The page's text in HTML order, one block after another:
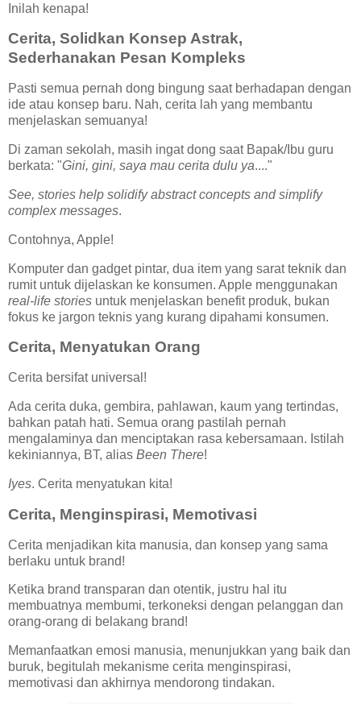
Inilah kenapa!
Cerita, Solidkan Konsep Astrak,
Sederhanakan Pesan Kompleks
Pasti semua pernah dong bingung saat berhadapan dengan
ide atau konsep baru. Nah, cerita lah yang membantu
menjelaskan semuanya!
Di zaman sekolah, masih ingat dong saat Bapak/Ibu guru
berkata: "Gini, gini, saya mau cerita dulu ya...."
See, stories help solidify abstract concepts and simplify
complex messages.
Contohnya, Apple!
Komputer dan gadget pintar, dua item yang sarat teknik dan
rumit untuk dijelaskan ke konsumen. Apple menggunakan
real-life stories untuk menjelaskan benefit produk, bukan
fokus ke jargon teknis yang kurang dipahami konsumen.
Cerita, Menyatukan Orang
Cerita bersifat universal!
Ada cerita duka, gembira, pahlawan, kaum yang tertindas,
bahkan patah hati. Semua orang pastilah pernah
mengalaminya dan menciptakan rasa kebersamaan. Istilah
kekiniannya, BT, alias Been There!
Iyes. Cerita menyatukan kita!
Cerita, Menginspirasi, Memotivasi
Cerita menjadikan kita manusia, dan konsep yang sama
berlaku untuk brand!
Ketika brand transparan dan otentik, justru hal itu
membuatnya membumi, terkoneksi dengan pelanggan dan
orang-orang di belakang brand!
Memanfaatkan emosi manusia, menunjukkan yang baik dan
buruk, begitulah mekanisme cerita menginspirasi,
memotivasi dan akhirnya mendorong tindakan.